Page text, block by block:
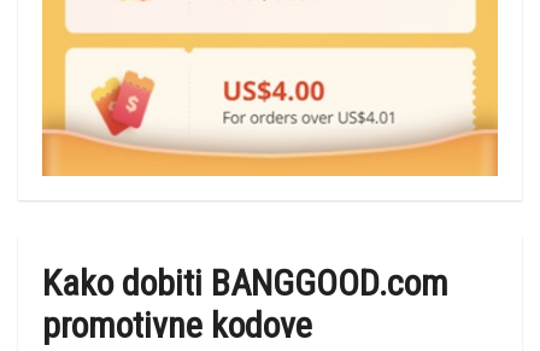
Kako dobiti BANGGOOD.com
promotivne kodove